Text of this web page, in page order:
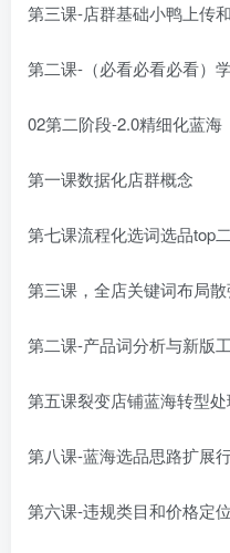
第三课-店群基础小鸭上传
第二课-（必看必看必看）
02第二阶段-2.0精细化蓝海
第一课数据化店群概念
第七课流程化选词选品top
第三课，全店关键词布局
第二课-产品词分析与新版
第五课裂变店铺蓝海转型
第八课-蓝海选品思路扩展
第六课-违规类目和价格定